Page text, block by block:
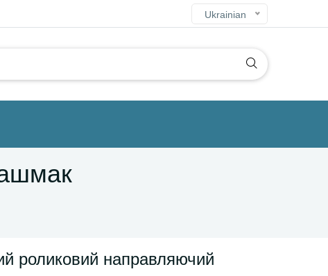
Ukrainian
роликовий направляючий